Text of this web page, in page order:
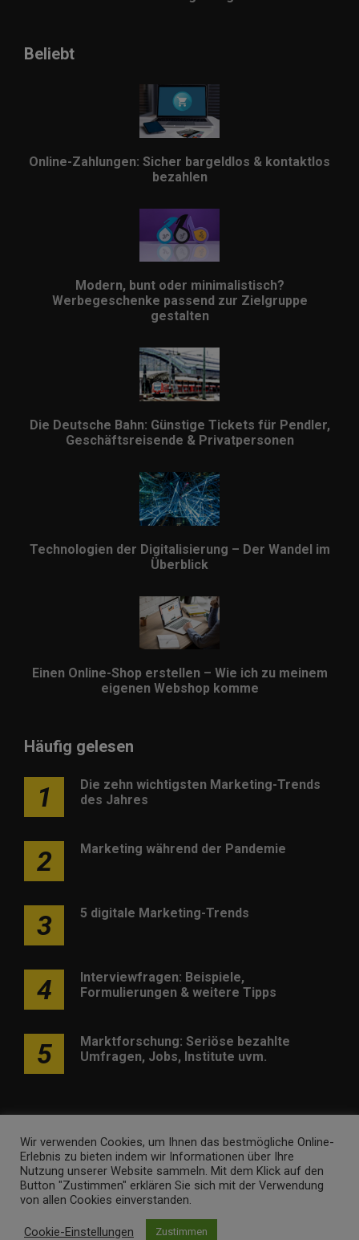
Beliebt
Online-Zahlungen: Sicher bargeldlos & kontaktlos
bezahlen
Modern, bunt oder minimalistisch?
Werbegeschenke passend zur Zielgruppe
gestalten
Die Deutsche Bahn: Günstige Tickets für Pendler,
Geschäftsreisende & Privatpersonen
Technologien der Digitalisierung – Der Wandel im
Überblick
Einen Online-Shop erstellen – Wie ich zu meinem
eigenen Webshop komme
Häufig gelesen
1
Die zehn wichtigsten Marketing-Trends
des Jahres
2 Marketing während der Pandemie
3 5 digitale Marketing-Trends
4
Interviewfragen: Beispiele,
Formulierungen & weitere Tipps
5
Marktforschung: Seriöse bezahlte
Umfragen, Jobs, Institute uvm.
Werben Kontakt Impressum Newsletter
marketing-trendinformationen.de • Marken- und
Volo Media.
Wir verwenden Cookies, um Ihnen das bestmögliche Online-
Erlebnis zu bieten indem wir Informationen über Ihre
Nutzung unserer Website sammeln. Mit dem Klick auf den
Button "Zustimmen" erklären Sie sich mit der Verwendung
von allen Cookies einverstanden.
Cookie-Einstellungen Zustimmen